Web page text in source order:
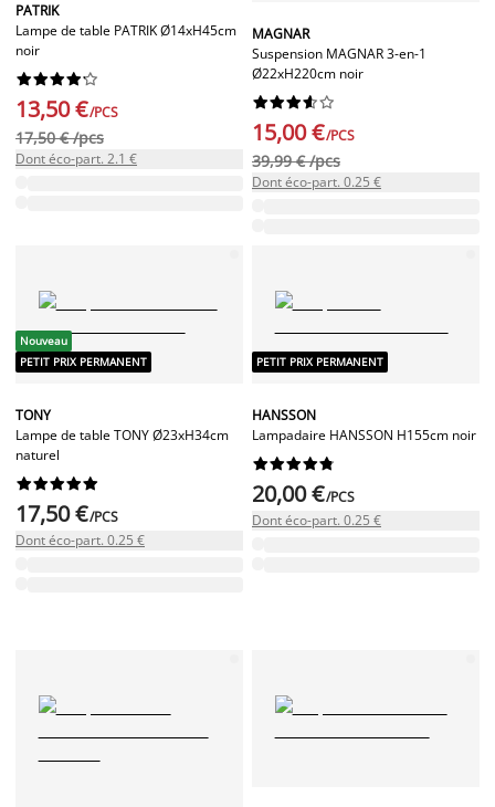
PATRIK
Lampe de table PATRIK Ø14xH45cm
noir






13,50 €/PCS
17,50 € /pcs
Dont éco-part. 2.1 €
MAGNAR
Suspension MAGNAR 3-en-1
Ø22xH220cm noir






15,00 €/PCS
39,99 € /pcs
Dont éco-part. 0.25 €
Nouveau
PETIT PRIX PERMANENT
TONY
Lampe de table TONY Ø23xH34cm
naturel






17,50 €/PCS
Dont éco-part. 0.25 €
PETIT PRIX PERMANENT
HANSSON
Lampadaire HANSSON H155cm noir






20,00 €/PCS
Dont éco-part. 0.25 €